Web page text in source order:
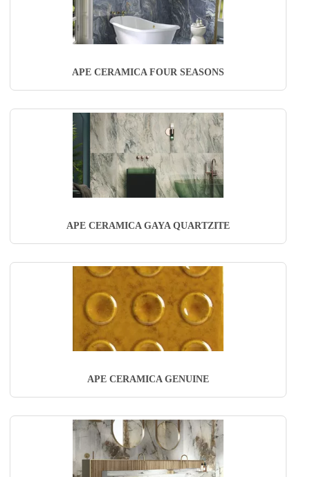
APE CERAMICA FOUR SEASONS
APE CERAMICA GAYA QUARTZITE
APE CERAMICA GENUINE